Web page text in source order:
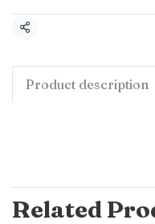
Share
Product description
Related